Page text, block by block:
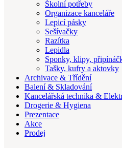
Školní potřeby
Organizace kanceláře
Lepicí pásky
Sešívačky
Razítka
Lepidla
Sponky, klipy,
Tašky, kufry a aktovky
Archivace & Třídění
Balení & Skladování
Kancelářská technika &
Drogerie & Hygiena
Prezentace
Akce
Prodej